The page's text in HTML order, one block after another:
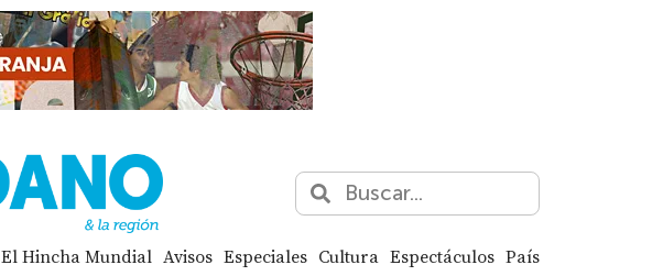
El Hincha Mundial Avisos Especiales Cultura Espectáculos País